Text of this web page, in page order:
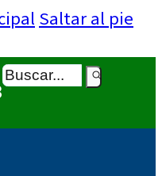
Saltar al pie
Buscar